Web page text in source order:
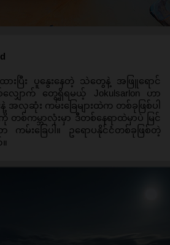
းပြီး ပူနွေးနေတဲ့ သဲတွေနဲ့ အဖြူရောင်
ျှောက် တွေ့ရှိရမယ့် Jokulsarlon ဟာ
နဲ့ အလှဆုံး ကမ်းခြေများထဲက တစ်ခုဖြစ်ပါ
တစ်ကမ္ဘာလုံးမှာ ဒီတစ်နေရာထဲမှာပဲ မြင်
မ်းခြေပါ။ ဥရောပနိုင်ငံတစ်ခုဖြစ်တဲ့